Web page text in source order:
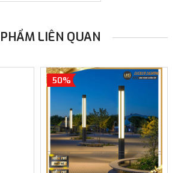
LIÊN QUAN
50%